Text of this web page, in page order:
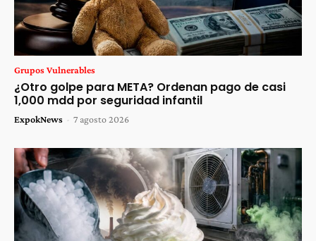
Grupos Vulnerables
¿Otro golpe para META? Ordenan pago de casi
1,000 mdd por seguridad infantil
ExpokNews - 7 agosto 2026